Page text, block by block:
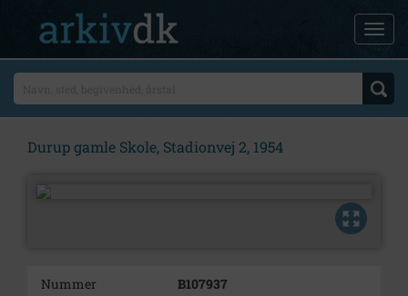
Durup gamle Skole, Stadionvej 2, 1954
Nummer
B107937